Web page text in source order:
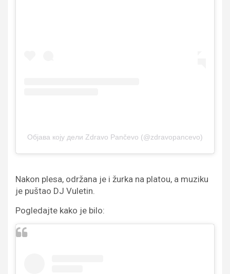
Објава коју дели Zdravo Pančevo (@zdravopancevo)
Nakon plesa, održana je i žurka na platou, a muziku
je puštao DJ Vuletin.
Pogledajte kako je bilo: